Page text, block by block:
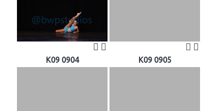
K09 0904 K09 0905